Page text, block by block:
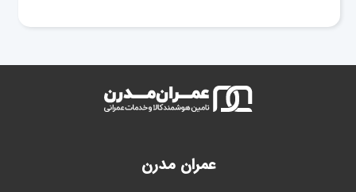
عمران مدرن